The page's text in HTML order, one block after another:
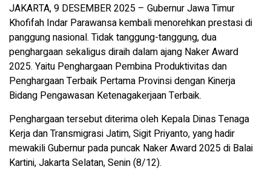
JAKARTA, 9 DESEMBER 2025 – Gubernur Jawa Timur
Khofifah Indar Parawansa kembali menorehkan prestasi di
panggung nasional. Tidak tanggung-tanggung, dua
penghargaan sekaligus diraih dalam ajang Naker Award
2025. Yaitu Penghargaan Pembina Produktivitas dan
Penghargaan Terbaik Pertama Provinsi dengan Kinerja
Bidang Pengawasan Ketenagakerjaan Terbaik.
Penghargaan tersebut diterima oleh Kepala Dinas Tenaga
Kerja dan Transmigrasi Jatim, Sigit Priyanto, yang hadir
mewakili Gubernur pada puncak Naker Award 2025 di Balai
Kartini, Jakarta Selatan, Senin (8/12).